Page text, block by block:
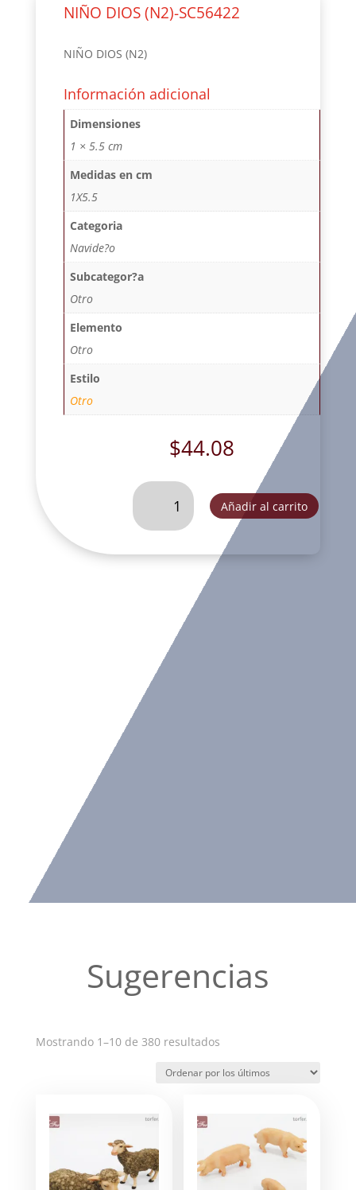
NIÑO DIOS (N2)-SC56422
NIÑO DIOS (N2)
Información adicional
Dimensiones
1 × 5.5 cm
Medidas en cm
1X5.5
Categoria
Navide?o
Subcategor?a
Otro
Elemento
Otro
Estilo
Otro
$44.08
NIÑO
(N2)-
cantidad
Añadir al carrito
Sugerencias
Mostrando 1–10 de 380 resultadosOrdenado
los